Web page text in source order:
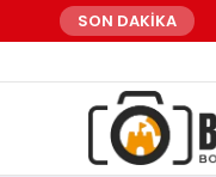
SON DAKİKA